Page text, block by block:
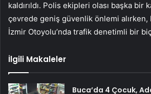
kaldırıldı. Polis ekipleri olası başka bir
çevrede geniş güvenlik önlemi alırken,
İzmir Otoyolu’nda trafik denetimli bir
İlgili Makaleler
Buca’da 4 Çocuk,